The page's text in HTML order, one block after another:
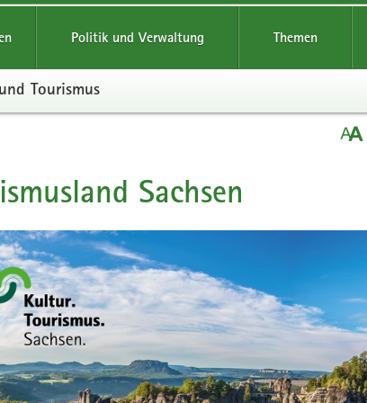
Politik und Verwaltung Themen
Tourismus
Sachsen